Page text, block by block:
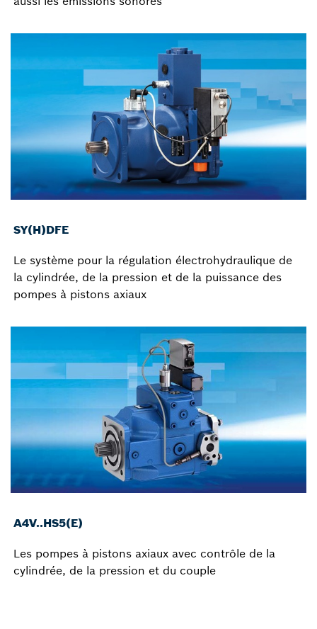
SY(H)DFE
Le système pour la régulation électrohydraulique de
la cylindrée, de la pression et de la puissance des
pompes à pistons axiaux
A4V..HS5(E)
Les pompes à pistons axiaux avec contrôle de la
cylindrée, de la pression et du couple